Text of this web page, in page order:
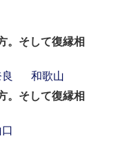
。そして復縁相
和歌山
。そして復縁相